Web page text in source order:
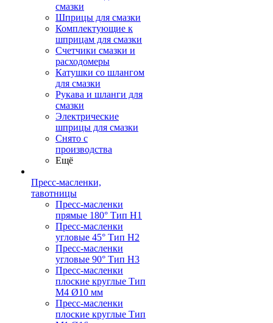
смазки
Шприцы для смазки
Комплектующие к
шприцам для смазки
Счетчики смазки и
расходомеры
Катушки со шлангом
для смазки
Рукава и шланги для
смазки
Электрические
шприцы для смазки
Снято с
производства
Ещё
Пресс-масленки,
тавотницы
Пресс-масленки
прямые 180° Тип H1
Пресс-масленки
угловые 45° Тип H2
Пресс-масленки
угловые 90° Тип H3
Пресс-масленки
плоские круглые Тип
M4 Ø10 мм
Пресс-масленки
плоские круглые Тип